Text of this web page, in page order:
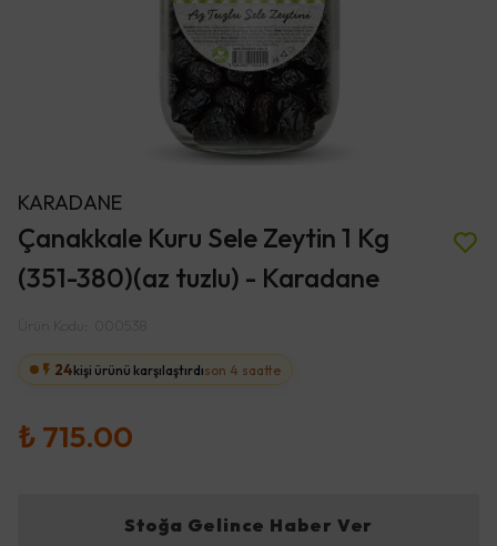
KARADANE
Çanakkale Kuru Sele Zeytin 1 Kg
(351-380)(az tuzlu) - Karadane
Ürün Kodu : 000538
24kişi ürünü karşılaştırdıson 4 saatte
₺ 715.00
Stoğa Gelince Haber Ver